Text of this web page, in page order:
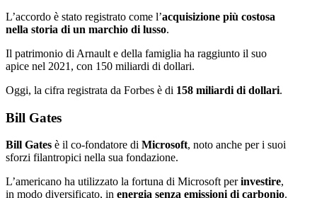
L’accordo è stato registrato come l’acquisizione più costosa
nella storia di un marchio di lusso.
Il patrimonio di Arnault e della famiglia ha raggiunto il suo
apice nel 2021, con 150 miliardi di dollari.
Oggi, la cifra registrata da Forbes è di 158 miliardi di dollari.
Bill Gates
Bill Gates è il co-fondatore di Microsoft, noto anche per i suoi
sforzi filantropici nella sua fondazione.
L’americano ha utilizzato la fortuna di Microsoft perinvestire,
in modo diversificato, in energia senza emissioni di carbonio.